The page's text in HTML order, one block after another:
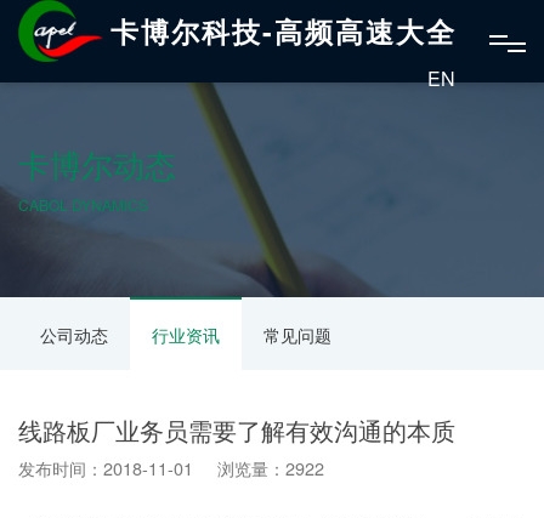
卡博尔科技-高频高速大全
EN
卡博尔动态
CABOL DYNAMICS
公司动态 行业资讯 常见问题
线路板厂业务员需要了解有效沟通的本质
发布时间：2018-11-01 浏览量：2922